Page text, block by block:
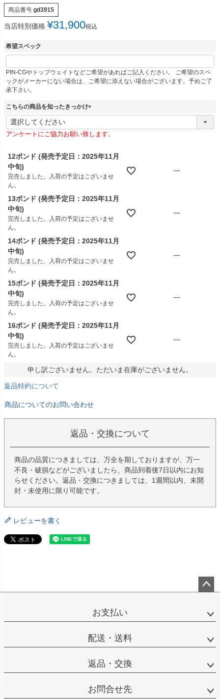
商品番号 gd3915
当店特別価格 ¥31,900税込
希望スペック
PIN-CGやトップウェイトなどご希望があればご記入ください。 ご希望のスペ
ックがメーカーにない場合は、ご希望に添えない場合がございます。予めご了
承下さい。
こちらの商品を知ったきっかけ
(
須
アンケートにご協力お願い致します。
12ポンド (発売予定日：2025年11月
中旬)
完売しました。入荷の予定はございませ
ん。
—
13ポンド (発売予定日：2025年11月
中旬)
完売しました。入荷の予定はございませ
ん。
—
14ポンド (発売予定日：2025年11月
中旬)
完売しました。入荷の予定はございませ
ん。
—
15ポンド (発売予定日：2025年11月
中旬)
完売しました。入荷の予定はございませ
ん。
—
16ポンド (発売予定日：2025年11月
中旬)
完売しました。入荷の予定はございませ
ん。
—
申し訳ございません。ただいま在庫がございません。
返品特約について
商品についてのお問い合わせ
返品・交換について
商品の品質につきましては、万全を期しておりますが、万一
不良・破損などがございましたら、商品到着後7日以内にお知
らせください。返品・交換につきましては、1週間以内、未開
封・未使用に限り可能です。
レビューを書く
ップ
お支払い
配送・送料
返品・交換
お問合せ先